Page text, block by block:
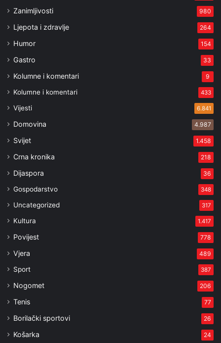
Zanimljivosti 980
Ljepota i zdravlje 264
Humor 154
Gastro 33
Kolumne i komentari 9
Kolumne i komentari 433
Vijesti 6.841
Domovina 4.987
Svijet 1.458
Crna kronika 218
Dijaspora 36
Gospodarstvo 348
Uncategorized 317
Kultura 1.417
Povijest 778
Vjera 489
Sport 387
Nogomet 206
Tenis 77
Borilački sportovi 26
Košarka 24